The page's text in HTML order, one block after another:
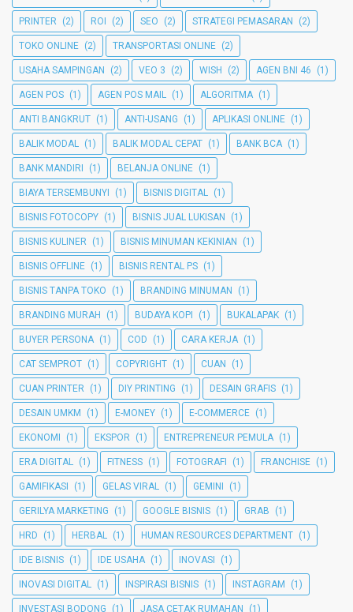
PRINTER (2) ROI (2) SEO (2) STRATEGI PEMASARAN (2)
TOKO ONLINE (2) TRANSPORTASI ONLINE (2)
USAHA SAMPINGAN (2) VEO 3 (2) WISH (2) AGEN BNI 46 (1)
AGEN POS (1) AGEN POS MAIL (1) ALGORITMA (1)
ANTI BANGKRUT (1) ANTI-USANG (1) APLIKASI ONLINE (1)
BALIK MODAL (1) BALIK MODAL CEPAT (1) BANK BCA (1)
BANK MANDIRI (1) BELANJA ONLINE (1)
BIAYA TERSEMBUNYI (1) BISNIS DIGITAL (1)
BISNIS FOTOCOPY (1) BISNIS JUAL LUKISAN (1)
BISNIS KULINER (1) BISNIS MINUMAN KEKINIAN (1)
BISNIS OFFLINE (1) BISNIS RENTAL PS (1)
BISNIS TANPA TOKO (1) BRANDING MINUMAN (1)
BRANDING MURAH (1) BUDAYA KOPI (1) BUKALAPAK (1)
BUYER PERSONA (1) COD (1) CARA KERJA (1)
CAT SEMPROT (1) COPYRIGHT (1) CUAN (1)
CUAN PRINTER (1) DIY PRINTING (1) DESAIN GRAFIS (1)
DESAIN UMKM (1) E-MONEY (1) E-COMMERCE (1)
EKONOMI (1) EKSPOR (1) ENTREPRENEUR PEMULA (1)
ERA DIGITAL (1) FITNESS (1) FOTOGRAFI (1) FRANCHISE (1)
GAMIFIKASI (1) GELAS VIRAL (1) GEMINI (1)
GERILYA MARKETING (1) GOOGLE BISNIS (1) GRAB (1)
HRD (1) HERBAL (1) HUMAN RESOURCES DEPARTMENT (1)
IDE BISNIS (1) IDE USAHA (1) INOVASI (1)
INOVASI DIGITAL (1) INSPIRASI BISNIS (1) INSTAGRAM (1)
INVESTASI BODONG (1) JASA CETAK RUMAHAN (1)